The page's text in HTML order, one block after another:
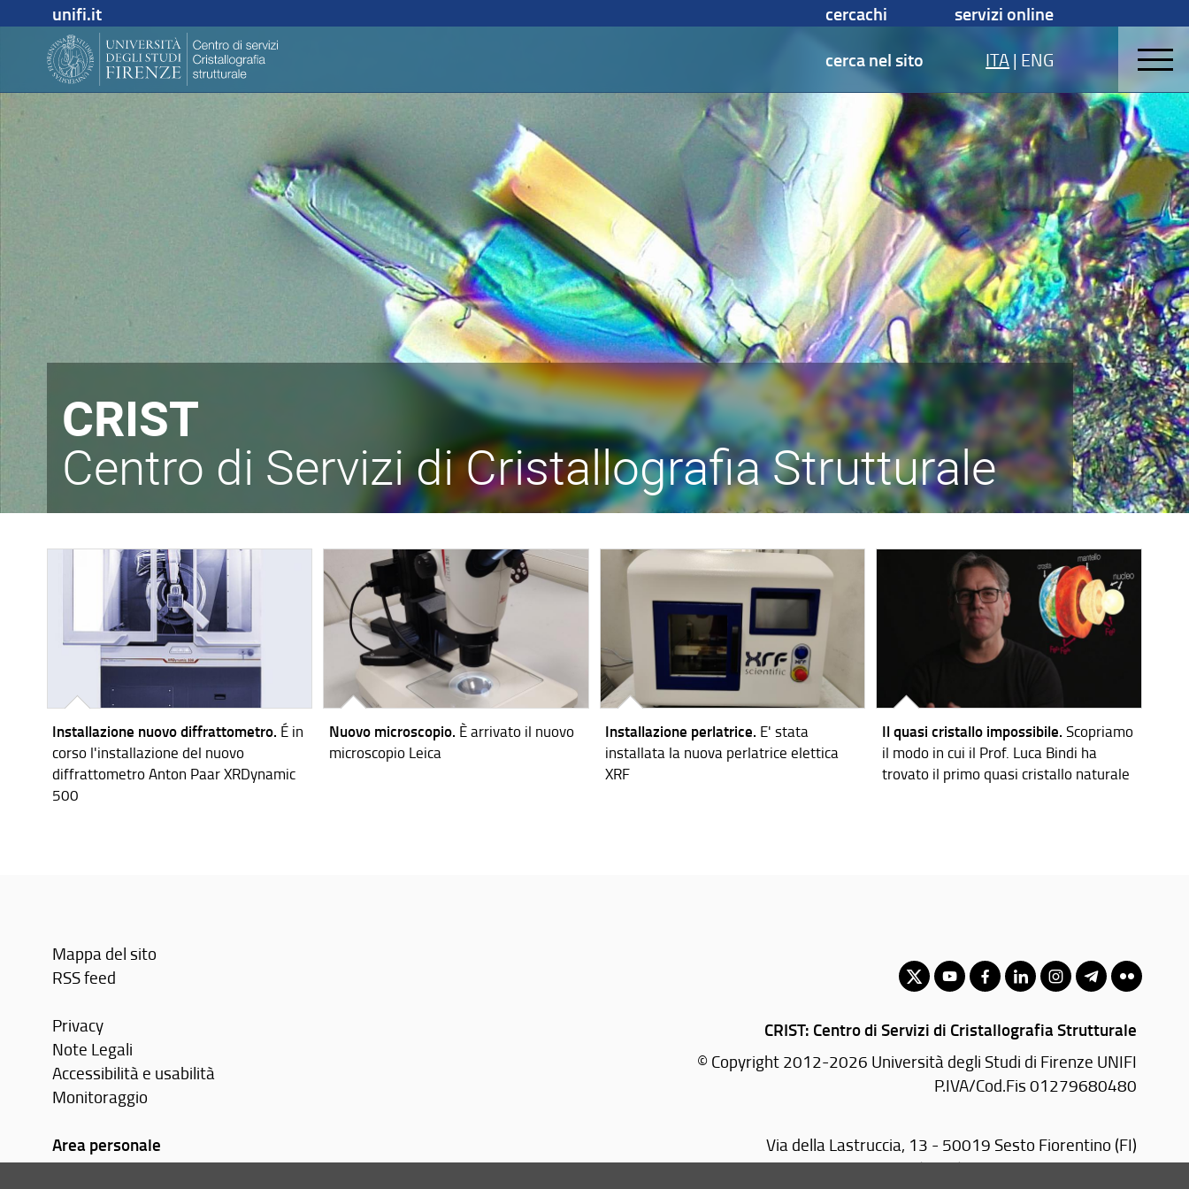
unifi.it cercachi
servizi online
cerca nel sito
ITA| ENG
CRIST
Centro di Servizi di Cristallografia Strutturale
Installazione nuovo diffrattometro. É in
corso l'installazione del nuovo
diffrattometro Anton Paar XRDynamic
500
Nuovo microscopio. È arrivato il nuovo
microscopio Leica
Installazione perlatrice. E' stata
installata la nuova perlatrice elettica
XRF
Il quasi cristallo impossibile. Scopriamo
il modo in cui il Prof. Luca Bindi ha
trovato il primo quasi cristallo naturale
Mappa del sito
RSS feed
Privacy
Note Legali
Accessibilità e usabilità
Monitoraggio
Area personale
CRIST: Centro di Servizi di Cristallografia Strutturale
© Copyright 2012-2026 Università degli Studi di Firenze UNIFI
P.IVA/Cod.Fis 01279680480
Via della Lastruccia, 13 - 50019 Sesto Fiorentino (FI)
Tel.+39 055 4573344 - 4573436 (Uffici) - 45733242 - 4573390